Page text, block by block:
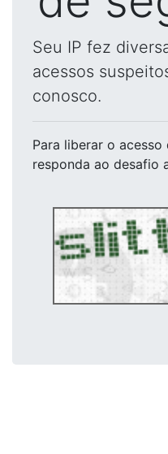
Seu IP fez
acessos
conosco.
Para liberar o acesso
responda ao desafio